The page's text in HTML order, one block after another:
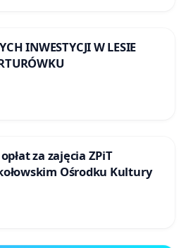
INWESTYCJI W LESIE
za zajęcia ZPiT
Ośrodku Kultury